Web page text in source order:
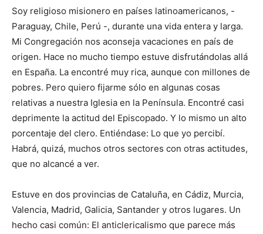
Soy religioso misionero en países latinoamericanos, -
Paraguay, Chile, Perú -, durante una vida entera y larga.
Mi Congregación nos aconseja vacaciones en país de
origen. Hace no mucho tiempo estuve disfrutándolas allá
en España. La encontré muy rica, aunque con millones de
pobres. Pero quiero fijarme sólo en algunas cosas
relativas a nuestra Iglesia en la Península. Encontré casi
deprimente la actitud del Episcopado. Y lo mismo un alto
porcentaje del clero. Entiéndase: Lo que yo percibí.
Habrá, quizá, muchos otros sectores con otras actitudes,
que no alcancé a ver.
Estuve en dos provincias de Cataluña, en Cádiz, Murcia,
Valencia, Madrid, Galicia, Santander y otros lugares. Un
hecho casi común: El anticlericalismo que parece más